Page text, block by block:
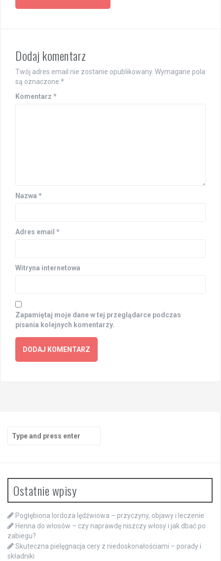
Dodaj komentarz
Twój adres email nie zostanie opublikowany. Wymagane pola
są oznaczone *
Komentarz *
Nazwa *
Adres email *
Witryna internetowa
Zapamiętaj moje dane w tej przeglądarce podczas
pisania kolejnych komentarzy.
for:
Ostatnie wpisy
Pogłębiona lordoza lędźwiowa – przyczyny, objawy i leczenie
Henna do włosów – czy naprawdę niszczy włosy i jak dbać po
zabiegu?
Skuteczna pielęgnacja cery z niedoskonałościami – porady i
składniki